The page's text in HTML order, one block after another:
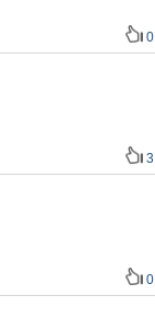
0
3
0